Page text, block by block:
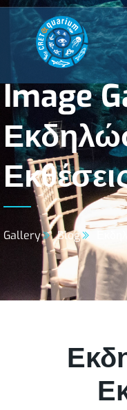
Image
Gallery Blog